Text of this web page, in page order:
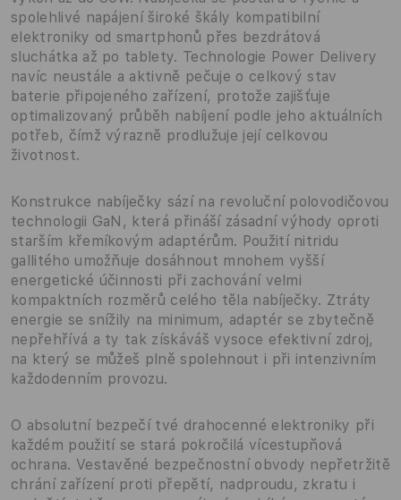
spolehlivé napájení široké škály kompatibilní
elektroniky od smartphonů přes bezdrátová
sluchátka až po tablety. Technologie Power Delivery
navíc neustále a aktivně pečuje o celkový stav
baterie připojeného zařízení, protože zajišťuje
optimalizovaný průběh nabíjení podle jeho aktuálních
potřeb, čímž výrazně prodlužuje její celkovou
životnost.
Konstrukce nabíječky sází na revoluční polovodičovou
technologii GaN, která přináší zásadní výhody oproti
starším křemíkovým adaptérům. Použití nitridu
gallitého umožňuje dosáhnout mnohem vyšší
energetické účinnosti při zachování velmi
kompaktních rozměrů celého těla nabíječky. Ztráty
energie se snížily na minimum, adaptér se zbytečně
nepřehřívá a ty tak získáváš vysoce efektivní zdroj,
na který se můžeš plně spolehnout i při intenzivním
každodenním provozu.
O absolutní bezpečí tvé drahocenné elektroniky při
každém použití se stará pokročilá vícestupňová
ochrana. Vestavěné bezpečnostní obvody nepřetržitě
chrání zařízení proti přepětí, nadproudu, zkratu i